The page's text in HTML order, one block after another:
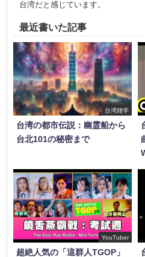
台湾だと感じています。
最近書いた記事
台湾雑学
台湾の都市伝説：幽霊船から
台北101の秘密まで
YouTuber
超絶人気の「這群人TGOP」